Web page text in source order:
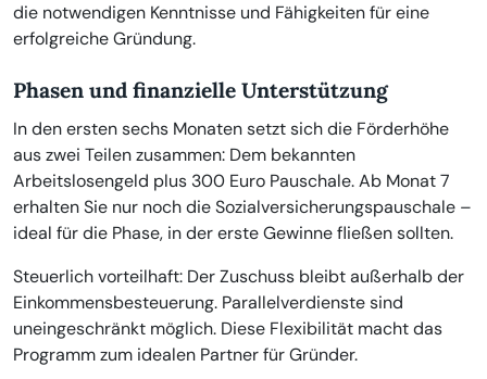
die notwendigen Kenntnisse und Fähigkeiten für eine
erfolgreiche Gründung.
Phasen und finanzielle Unterstützung
In den ersten sechs Monaten setzt sich die Förderhöhe
aus zwei Teilen zusammen: Dem bekannten
Arbeitslosengeld plus 300 Euro Pauschale. Ab Monat 7
erhalten Sie nur noch die Sozialversicherungspauschale –
ideal für die Phase, in der erste Gewinne fließen sollten.
Steuerlich vorteilhaft: Der Zuschuss bleibt außerhalb der
Einkommensbesteuerung. Parallelverdienste sind
uneingeschränkt möglich. Diese Flexibilität macht das
Programm zum idealen Partner für Gründer.